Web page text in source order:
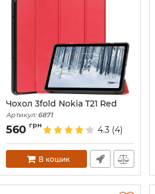
Чохол 3fold Nokia T21 Red
Артикул:6871
560 грн 4.3 (4)
В кошик